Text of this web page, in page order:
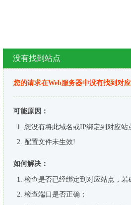
没有找到站点
您的请求在Web服务器中没有找到对
可能原因：
您没有将此域名或IP绑定到对应站
配置文件未生效!
如何解决：
检查是否已经绑定到对应站点，
检查端口是否正确；